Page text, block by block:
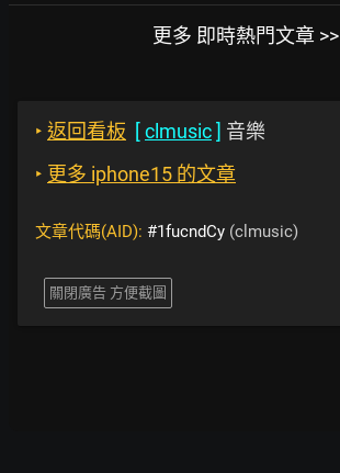
更多 即時熱門文章 >>
‣ 返回看板 [clmusic] 音樂
‣ 更多 iphone15 的文章
文章代碼(AID): #1fucndCy (clmusic)
關閉廣告 方便截圖